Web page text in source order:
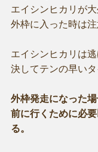
エイシンヒカリが
外枠に入った時は注
エイシンヒカリは
決してテンの早いタ
外枠発走になった場
前に行くために必
る。